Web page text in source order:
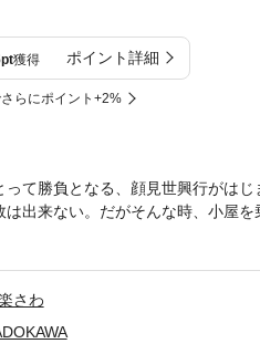
pt獲得 ポイント詳細
らにポイント+2%
って勝負となる、顔見世興行がは
は出来ない。だがそんな時、小屋
みの目的が明らかになる――急展開
さわ